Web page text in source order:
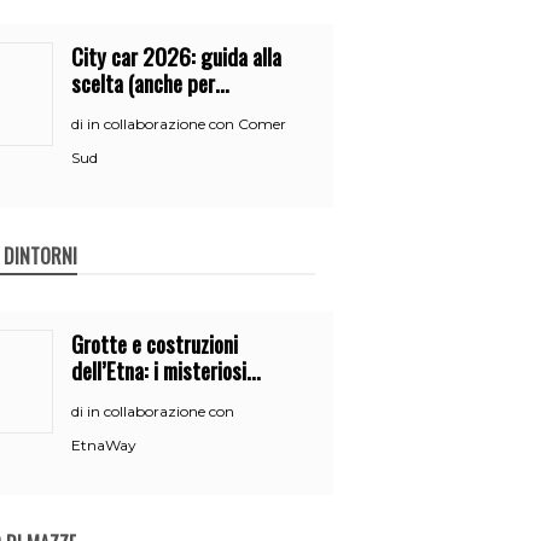
City car 2026: guida alla
scelta (anche per
neopatentati)
di in collaborazione con Comer
Sud
Grotte e costruzioni
dell’Etna: i misteriosi
di in collaborazione con
EtnaWay